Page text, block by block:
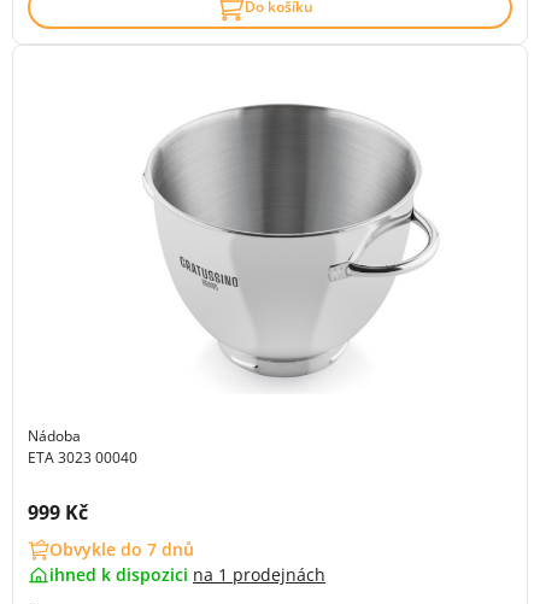
Do košíku
Nádoba
ETA 3023 00040
Cena s DPH:
999 Kč
Obvykle do 7 dnů
ihned k dispozici na 1 prodejnách